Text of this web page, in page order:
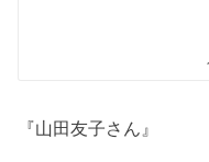
『山田友子さん』